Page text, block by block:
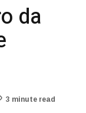
da
3 minute read